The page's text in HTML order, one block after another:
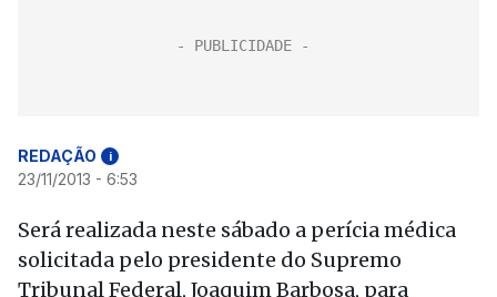
REDAÇÃO i
23/11/2013 - 6:53
Será realizada neste sábado a perícia médica
solicitada pelo presidente do Supremo
Tribunal Federal, Joaquim Barbosa, para